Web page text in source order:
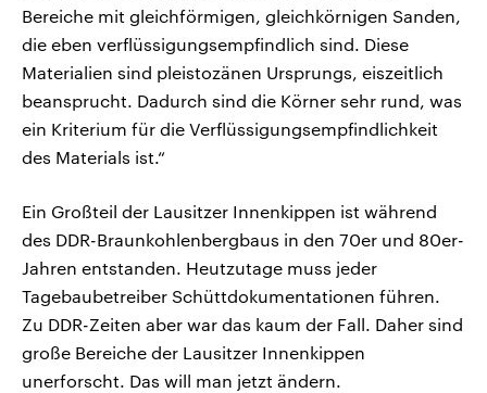
Bereiche mit gleichförmigen, gleichkörnigen Sanden,
die eben verflüssigungsempfindlich sind. Diese
Materialien sind pleistozänen Ursprungs, eiszeitlich
beansprucht. Dadurch sind die Körner sehr rund, was
ein Kriterium für die Verflüssigungsempfindlichkeit
des Materials ist.“
Ein Großteil der Lausitzer Innenkippen ist während
des DDR-Braunkohlenbergbaus in den 70er und 80er-
Jahren entstanden. Heutzutage muss jeder
Tagebaubetreiber Schüttdokumentationen führen.
Zu DDR-Zeiten aber war das kaum der Fall. Daher sind
große Bereiche der Lausitzer Innenkippen
unerforscht. Das will man jetzt ändern.